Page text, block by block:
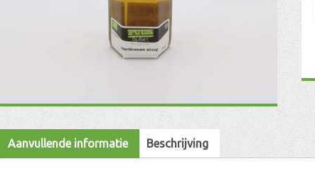
Aanvullende informatie Beschrijving